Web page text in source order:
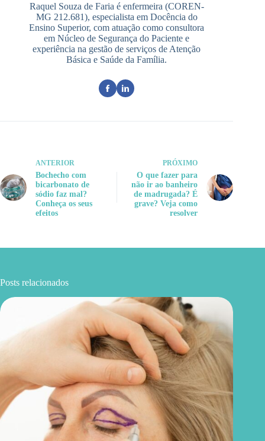
Raquel Souza de Faria é enfermeira (COREN-
MG 212.681), especialista em Docência do
Ensino Superior, com atuação como consultora
em Núcleo de Segurança do Paciente e
experiência na gestão de serviços de Atenção
Básica e Saúde da Família.
ANTERIOR
Bochecho com
bicarbonato de
sódio faz mal?
Conheça os seus
efeitos
PRÓXIMO
O que fazer para
não ir ao banheiro
de madrugada? É
grave? Veja como
resolver
Posts relacionados